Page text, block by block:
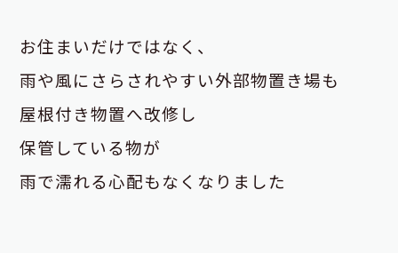
お住まいだけではなく、
雨や風にさらされやすい外部物置き場も
屋根付き物置へ改修し
保管している物が
雨で濡れる心配もなくなりました